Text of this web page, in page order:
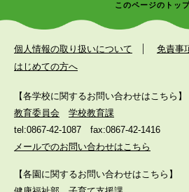
このページのトッ
個人情報の取り扱いについて 免責事
はじめての方へ
【各学校に関するお問い合わせはこちら】
教育委員会
学校教育課
tel:0867-42-1087
fax:0867-42-1416
メールでのお問い合わせはこちら
【各園に関するお問い合わせはこちら】